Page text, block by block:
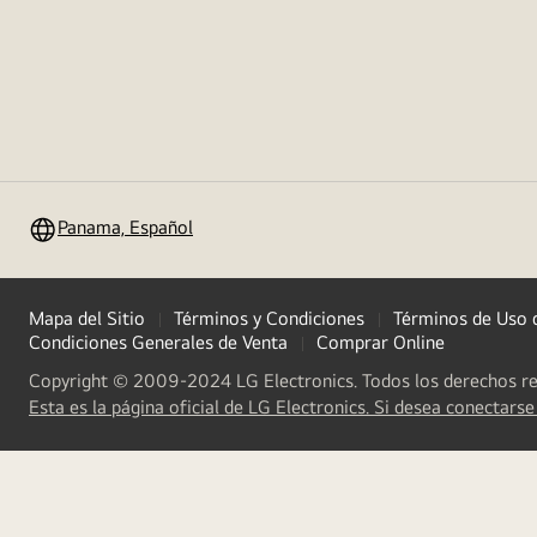
Panama, Español
Mapa del Sitio Términos y Condiciones Términos de Uso
Condiciones Generales de Venta
Comprar Online
Copyright © 2009-2024 LG Electronics. Todos los derechos
Esta es la página oficial de LG Electronics. Si desea